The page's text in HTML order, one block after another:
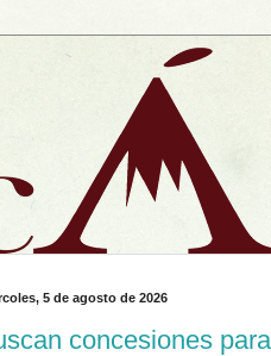
5 de agosto de 2026
concesiones